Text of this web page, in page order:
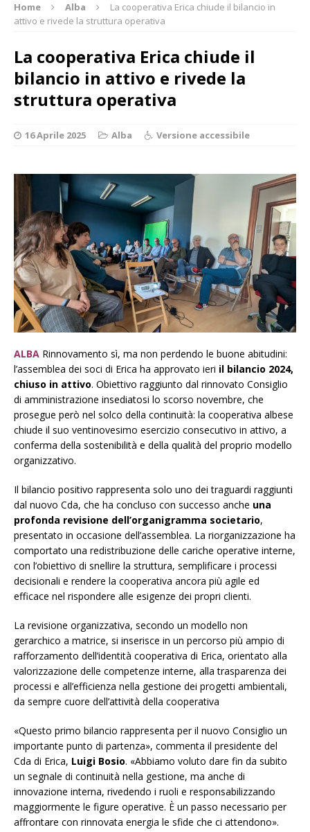
Home Alba
La cooperativa Erica chiude il bilancio in
attivo e rivede la struttura operativa
La cooperativa Erica chiude il
bilancio in attivo e rivede la
struttura operativa
16 Aprile 2025 Alba Versione accessibile
ALBA Rinnovamento sì, ma non perdendo le buone abitudini:
l’assemblea dei soci di Erica ha approvato ieri il bilancio 2024,
chiuso in attivo. Obiettivo raggiunto dal rinnovato Consiglio
di amministrazione insediatosi lo scorso novembre, che
prosegue però nel solco della continuità: la cooperativa albese
chiude il suo ventinovesimo esercizio consecutivo in attivo, a
conferma della sostenibilità e della qualità del proprio modello
organizzativo.
Il bilancio positivo rappresenta solo uno dei traguardi raggiunti
dal nuovo Cda, che ha concluso con successo anche una
profonda revisione dell’organigramma societario,
presentato in occasione dell’assemblea. La riorganizzazione ha
comportato una redistribuzione delle cariche operative interne,
con l’obiettivo di snellire la struttura, semplificare i processi
decisionali e rendere la cooperativa ancora più agile ed
efficace nel rispondere alle esigenze dei propri clienti.
La revisione organizzativa, secondo un modello non
gerarchico a matrice, si inserisce in un percorso più ampio di
rafforzamento dell’identità cooperativa di Erica, orientato alla
valorizzazione delle competenze interne, alla trasparenza dei
processi e all’efficienza nella gestione dei progetti ambientali,
da sempre cuore dell’attività della cooperativa
«Questo primo bilancio rappresenta per il nuovo Consiglio un
importante punto di partenza», commenta il presidente del
Cda di Erica, Luigi Bosio. «Abbiamo voluto dare fin da subito
un segnale di continuità nella gestione, ma anche di
innovazione interna, rivedendo i ruoli e responsabilizzando
maggiormente le figure operative. È un passo necessario per
affrontare con rinnovata energia le sfide che ci attendono».